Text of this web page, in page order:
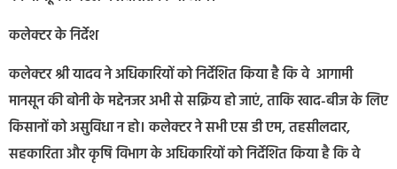
कलेक्टर के निर्देश
कलेक्टर श्री यादव ने अधिकारियों को निर्देशित किया है कि वे आगामी
मानसून की बोनी के मद्देनजर अभी से सक्रिय हो जाएं, ताकि खाद-बीज के लिए
किसानों को असुविधा न हो। कलेक्टर ने सभी एस डी एम, तहसीलदार,
सहकारिता और कृषि विभाग के अधिकारियों को निर्देशित किया है कि वे